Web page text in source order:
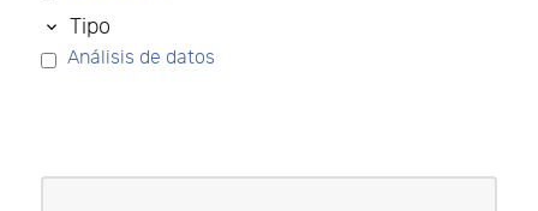
Tipo
Análisis de datos